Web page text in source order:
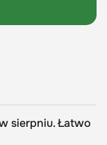
sierpniu. Łatwo